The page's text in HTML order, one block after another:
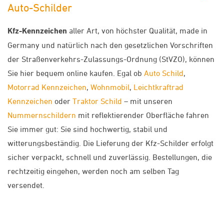
Auto-Schilder
Kfz-Kennzeichen aller Art, von höchster Qualität, made in
Germany und natürlich nach den gesetzlichen Vorschriften
der Straßenverkehrs-Zulassungs-Ordnung (StVZO), können
Sie hier bequem online kaufen. Egal ob Auto Schild,
Motorrad Kennzeichen, Wohnmobil, Leichtkraftrad
Kennzeichen oder Traktor Schild – mit unseren
Nummernschildern mit reflektierender Oberfläche fahren
Sie immer gut: Sie sind hochwertig, stabil und
witterungsbeständig. Die Lieferung der Kfz-Schilder erfolgt
sicher verpackt, schnell und zuverlässig. Bestellungen, die
rechtzeitig eingehen, werden noch am selben Tag
versendet.